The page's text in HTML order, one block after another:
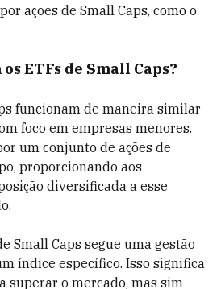
ações de Small Caps, como o
ETFs de Small Caps?
funcionam de maneira similar
foco em empresas menores.
um conjunto de ações de
proporcionando aos
diversificada a esse
Small Caps segue uma gestão
índice específico. Isso significa
superar o mercado, mas sim